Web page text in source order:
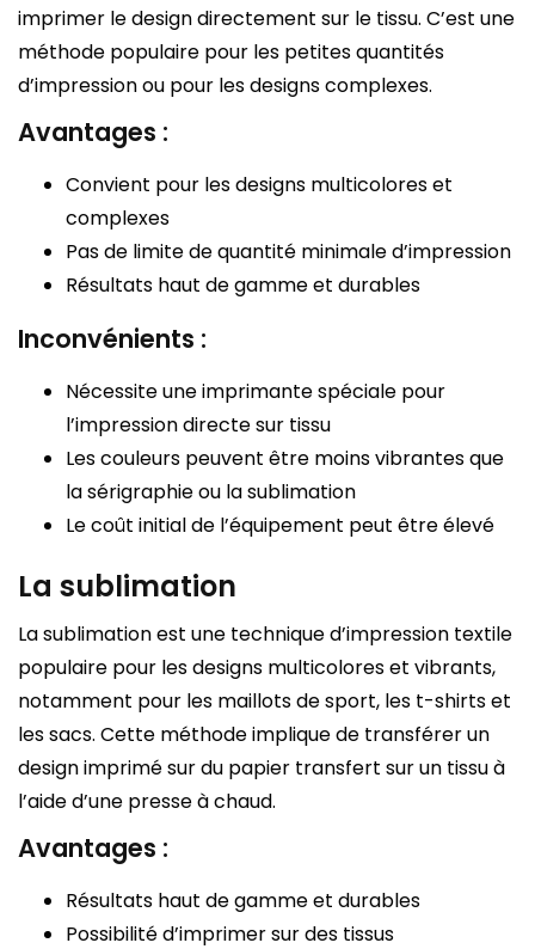
imprimer le design directement sur le tissu. C’est une
méthode populaire pour les petites quantités
d’impression ou pour les designs complexes.
Avantages :
Convient pour les designs multicolores et
complexes
Pas de limite de quantité minimale d’impression
Résultats haut de gamme et durables
Inconvénients :
Nécessite une imprimante spéciale pour
l’impression directe sur tissu
Les couleurs peuvent être moins vibrantes que
la sérigraphie ou la sublimation
Le coût initial de l’équipement peut être élevé
La sublimation
La sublimation est une technique d’impression textile
populaire pour les designs multicolores et vibrants,
notamment pour les maillots de sport, les t-shirts et
les sacs. Cette méthode implique de transférer un
design imprimé sur du papier transfert sur un tissu à
l’aide d’une presse à chaud.
Avantages :
Résultats haut de gamme et durables
Possibilité d’imprimer sur des tissus